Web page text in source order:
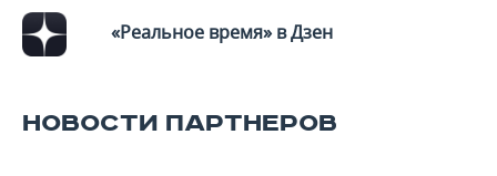
«Реальное время» в Дзен
НОВОСТИ ПАРТНЕРОВ